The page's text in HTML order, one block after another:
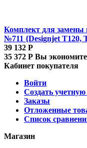
Комплект для замены
№711 {Designjet T120,
39 132 Р
35 372 Р Вы
Кабинет покупателя
Войти
Создать учетную
Заказы
Отложенные
Список
Магазин